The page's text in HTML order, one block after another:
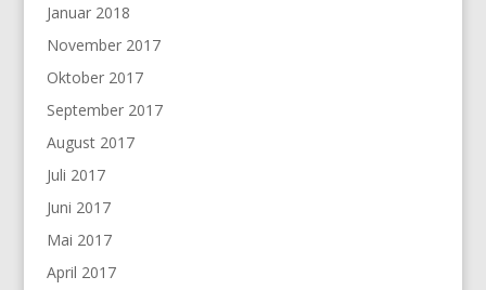
Januar 2018
November 2017
Oktober 2017
September 2017
August 2017
Juli 2017
Juni 2017
Mai 2017
April 2017